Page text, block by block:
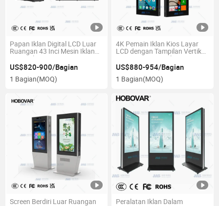
Papan Iklan Digital LCD Luar
Ruangan 43 Inci Mesin Iklan
IP65 Tahan Air Pemasangan
Dinding
US$820-900/Bagian
1 Bagian(MOQ)
4K Pemain Iklan Kios Layar
LCD dengan Tampilan Vertikal
Pemasaran Digital
US$880-954/Bagian
1 Bagian(MOQ)
Screen Berdiri Luar Ruangan
Peralatan Iklan Dalam